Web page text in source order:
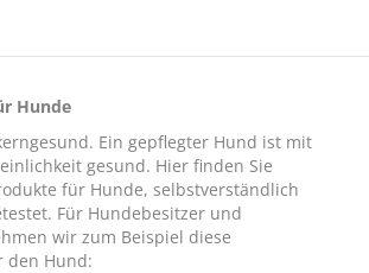
Hunde
Ein gepflegter Hund ist mit
gesund. Hier finden Sie
für Hunde, selbstverständlich
Für Hundebesitzer und
wir zum Beispiel diese
den Hund: